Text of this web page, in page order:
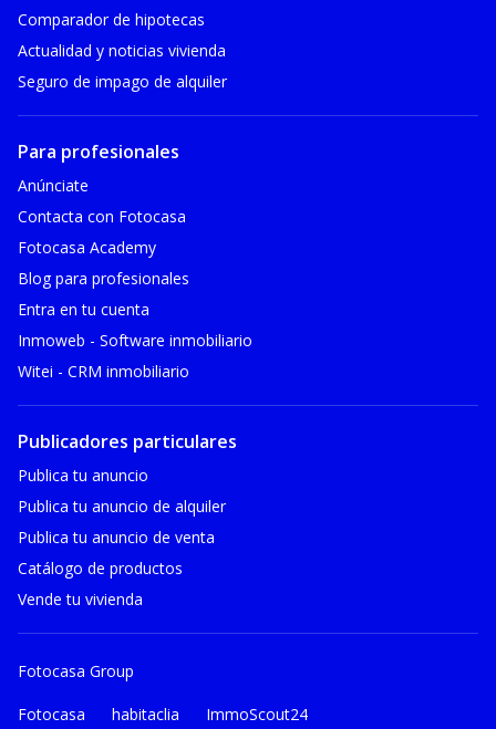
Comparador de hipotecas
Actualidad y noticias vivienda
Seguro de impago de alquiler
Para profesionales
Anúnciate
Contacta con Fotocasa
Fotocasa Academy
Blog para profesionales
Entra en tu cuenta
Inmoweb - Software inmobiliario
Witei - CRM inmobiliario
Publicadores particulares
Publica tu anuncio
Publica tu anuncio de alquiler
Publica tu anuncio de venta
Catálogo de productos
Vende tu vivienda
Fotocasa Group
Fotocasa habitaclia ImmoScout24